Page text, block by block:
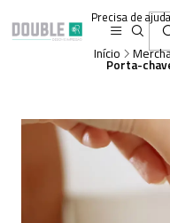
Precisa de
Início
Porta-